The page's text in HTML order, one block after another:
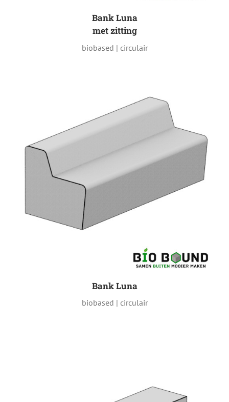
Bank Luna
met zitting
biobased | circulair
Bank Luna
biobased | circulair